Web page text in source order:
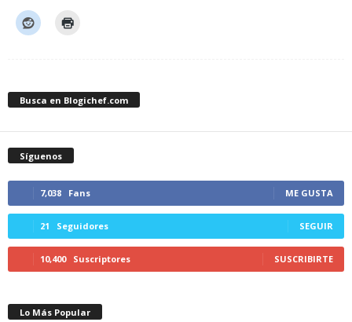
Busca en Blogichef.com
Síguenos
7,038 Fans ME GUSTA
21 Seguidores SEGUIR
10,400 Suscriptores SUSCRIBIRTE
Lo Más Popular